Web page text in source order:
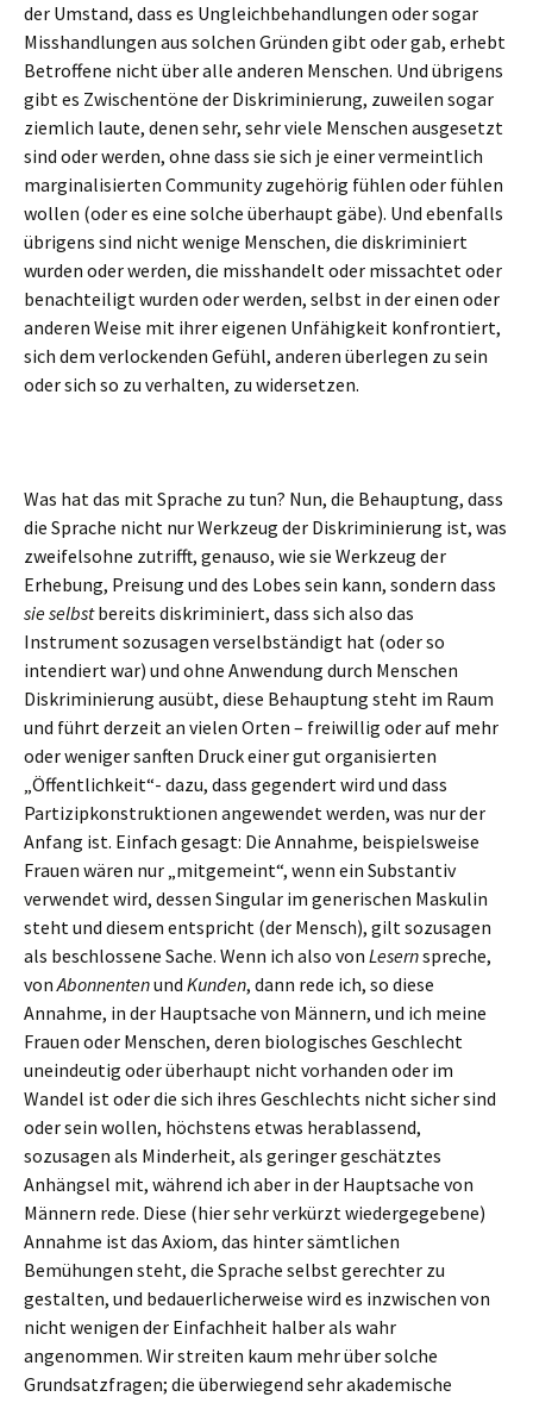
der Umstand, dass es Ungleichbehandlungen oder sogar
Misshandlungen aus solchen Gründen gibt oder gab, erhebt
Betroffene nicht über alle anderen Menschen. Und übrigens
gibt es Zwischentöne der Diskriminierung, zuweilen sogar
ziemlich laute, denen sehr, sehr viele Menschen ausgesetzt
sind oder werden, ohne dass sie sich je einer vermeintlich
marginalisierten Community zugehörig fühlen oder fühlen
wollen (oder es eine solche überhaupt gäbe). Und ebenfalls
übrigens sind nicht wenige Menschen, die diskriminiert
wurden oder werden, die misshandelt oder missachtet oder
benachteiligt wurden oder werden, selbst in der einen oder
anderen Weise mit ihrer eigenen Unfähigkeit konfrontiert,
sich dem verlockenden Gefühl, anderen überlegen zu sein
oder sich so zu verhalten, zu widersetzen.
Was hat das mit Sprache zu tun? Nun, die Behauptung, dass
die Sprache nicht nur Werkzeug der Diskriminierung ist, was
zweifelsohne zutrifft, genauso, wie sie Werkzeug der
Erhebung, Preisung und des Lobes sein kann, sondern dass
sie selbstbereits diskriminiert, dass sich also das
Instrument sozusagen verselbständigt hat (oder so
intendiert war) und ohne Anwendung durch Menschen
Diskriminierung ausübt, diese Behauptung steht im Raum
und führt derzeit an vielen Orten – freiwillig oder auf mehr
oder weniger sanften Druck einer gut organisierten
„Öffentlichkeit“- dazu, dass gegendert wird und dass
Partizipkonstruktionen angewendet werden, was nur der
Anfang ist. Einfach gesagt: Die Annahme, beispielsweise
Frauen wären nur „mitgemeint“, wenn ein Substantiv
verwendet wird, dessen Singular im generischen Maskulin
steht und diesem entspricht (der Mensch), gilt sozusagen
als beschlossene Sache. Wenn ich also von Lesernspreche,
vonAbonnentenund Kunden, dann rede ich, so diese
Annahme, in der Hauptsache von Männern, und ich meine
Frauen oder Menschen, deren biologisches Geschlecht
uneindeutig oder überhaupt nicht vorhanden oder im
Wandel ist oder die sich ihres Geschlechts nicht sicher sind
oder sein wollen, höchstens etwas herablassend,
sozusagen als Minderheit, als geringer geschätztes
Anhängsel mit, während ich aber in der Hauptsache von
Männern rede. Diese (hier sehr verkürzt wiedergegebene)
Annahme ist das Axiom, das hinter sämtlichen
Bemühungen steht, die Sprache selbst gerechter zu
gestalten, und bedauerlicherweise wird es inzwischen von
nicht wenigen der Einfachheit halber als wahr
angenommen. Wir streiten kaum mehr über solche
Grundsatzfragen; die überwiegend sehr akademische